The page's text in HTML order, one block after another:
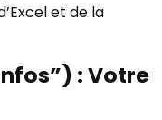
et de la
: Votre